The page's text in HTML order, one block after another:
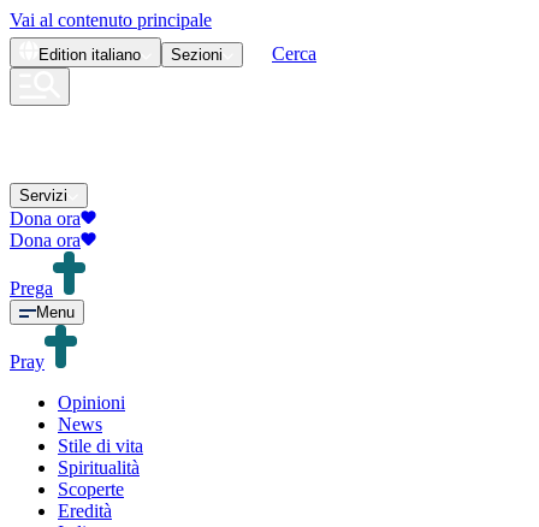
Vai al contenuto principale
Edition italiano Sezioni Cerca
Servizi
Dona ora
Dona ora
Prega
Menu
Pray
Opinioni
News
Stile di vita
Spiritualità
Scoperte
Eredità